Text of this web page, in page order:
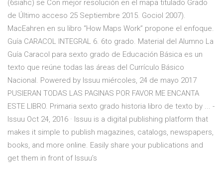
(6siahc) se Con mejor resolución en el mapa titulado Grado
de Último acceso 25 Septiembre 2015. Gociol 2007).
MacEahren en su libro “How Maps Work” propone el enfoque.
Guía CARACOL INTEGRAL 6. 6to grado. Material del Alumno La
Guía Caracol para sexto grado de Educación Básica es un
texto que reúne todas las áreas del Currículo Básico
Nacional. Powered by Issuu miércoles, 24 de mayo 2017
PUSIERAN TODAS LAS PAGINAS POR FAVOR ME ENCANTA
ESTE LIBRO. Primaria sexto grado historia libro de texto by ... -
Issuu Oct 24, 2016 · Issuu is a digital publishing platform that
makes it simple to publish magazines, catalogs, newspapers,
books, and more online. Easily share your publications and
get them in front of Issuu’s